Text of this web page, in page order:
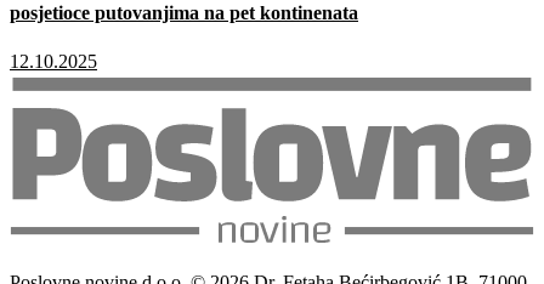
posjetioce putovanjima na pet kontinenata
12.10.2025